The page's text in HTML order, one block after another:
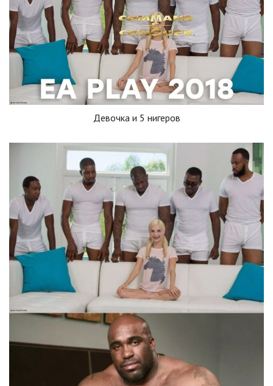
Девочка и 5 нигеров